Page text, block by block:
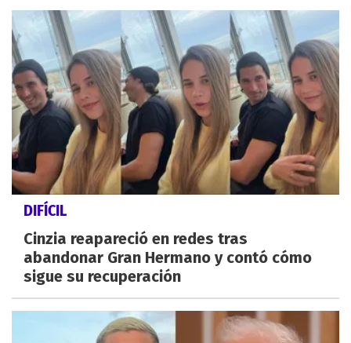
DIFÍCIL
Cinzia reapareció en redes tras
abandonar Gran Hermano y contó cómo
sigue su recuperación